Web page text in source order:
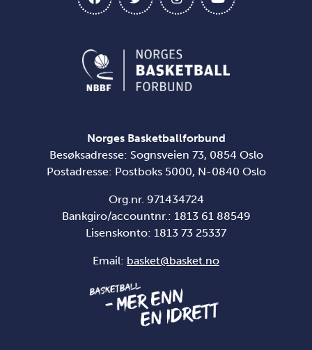
Norges Basketballforbund
Besøksadresse: Sognsveien 73, 0854 Oslo
Postadresse: Postboks 5000, N-0840 Oslo
Org.nr. 971434724
Bankgiro/accountnr.: 1813 61 88549
Lisenskonto: 1813 73 25337
Email: basket@basket.no